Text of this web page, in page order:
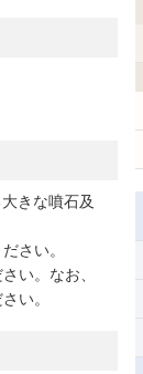
きな噴石及
さい。
い。なお、
い。